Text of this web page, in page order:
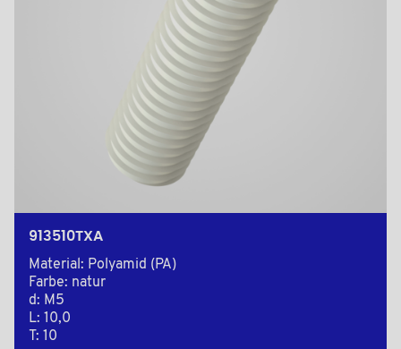
913510TXA
Material: Polyamid (PA)
Farbe: natur
d: M5
L: 10,0
T: 10